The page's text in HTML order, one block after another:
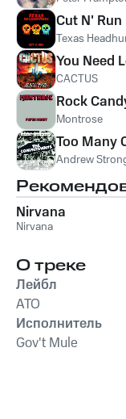
Cut N' Run
Texas
You Need
CACTUS
Rock
Montrose
Too Many
Andrew
Nirvana
Nirvana
О треке
Лейбл
ATO
Исполнитель
Gov't Mule